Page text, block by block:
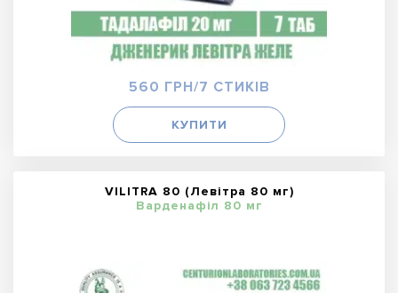
560 ГРН/7 СТИКІВ
КУПИТИ
VILITRA 80 (Левітра 80 мг)
Варденафіл 80 мг